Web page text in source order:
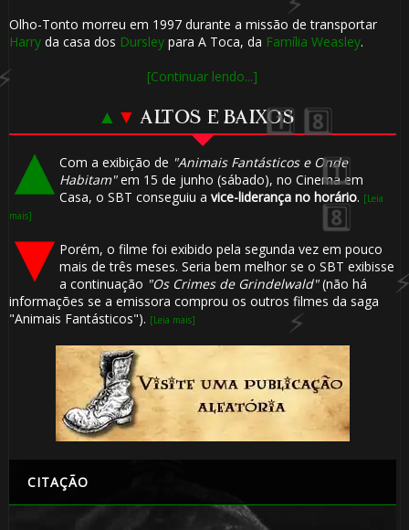
Olho-Tonto morreu em 1997 durante a missão de transportar
Harryda casa dos Dursleypara A Toca, da Família Weasley.
[Continuar lendo...]
▲ ▼ ALTOS E BAIXOS
Com a exibição de "Animais Fantásticos e Onde
Habitam"em 15 de junho (sábado), no Cinema em
Casa, o SBT conseguiu a vice-liderança no horário. [Leia
mais]
Porém, o filme foi exibido pela segunda vez em pouco
mais de três meses. Seria bem melhor se o SBT exibisse
a continuação "Os Crimes de Grindelwald"(não há
informações se a emissora comprou os outros filmes da saga
"Animais Fantásticos"). [Leia mais]
CITAÇÃO